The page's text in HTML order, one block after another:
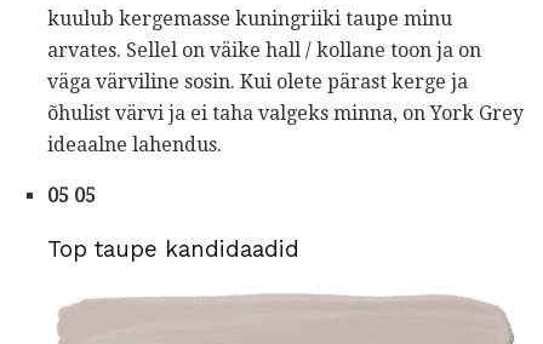
kuulub kergemasse kuningriiki taupe minu
arvates. Sellel on väike hall / kollane toon ja on
väga värviline sosin. Kui olete pärast kerge ja
õhulist värvi ja ei taha valgeks minna, on York Grey
ideaalne lahendus.
05 05
Top taupe kandidaadid